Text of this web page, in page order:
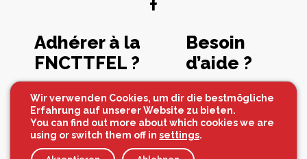
Adhérer à la
FNCTTFEL ?
Souscrire maintenant
Besoin
d’aide ?
Contactez-nous
Wir verwenden Cookies, um dir die bestmögliche
Erfahrung auf unserer Website zu bieten.
You can find out more about which cookies we are
using or switch them off in settings.